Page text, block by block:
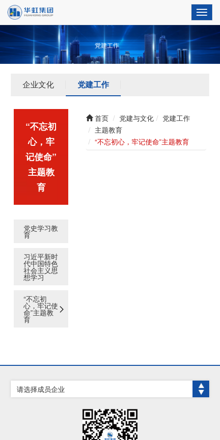
企业文化 党建工作
“不忘初
心，牢
记使命”
主题教
育
党史学习教
育
习近平新时
代中国特色
社会主义思
想学习
“不忘初
心，牢记使
命”主题教
育
首页 党建与文化
党建工作
主题教育
“不忘初心，牢记使命”主题教育
请选择成员企业